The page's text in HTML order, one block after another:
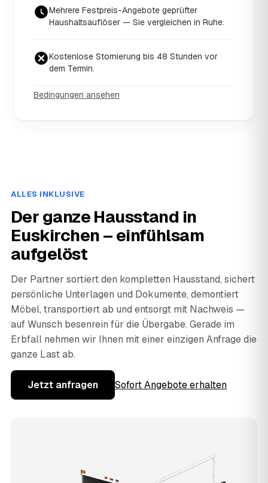
Mehrere Festpreis-Angebote geprüfter
Haushaltsauflöser — Sie vergleichen in Ruhe.
Kostenlose Stornierung bis 48 Stunden vor
dem Termin.
Bedingungen ansehen
ALLES INKLUSIVE
Der ganze Hausstand in
Euskirchen – einfühlsam
aufgelöst
Der Partner sortiert den kompletten Hausstand, sichert
persönliche Unterlagen und Dokumente, demontiert
Möbel, transportiert ab und entsorgt mit Nachweis —
auf Wunsch besenrein für die Übergabe. Gerade im
Erbfall nehmen wir Ihnen mit einer einzigen Anfrage die
ganze Last ab.
Jetzt anfragen Sofort Angebote erhalten